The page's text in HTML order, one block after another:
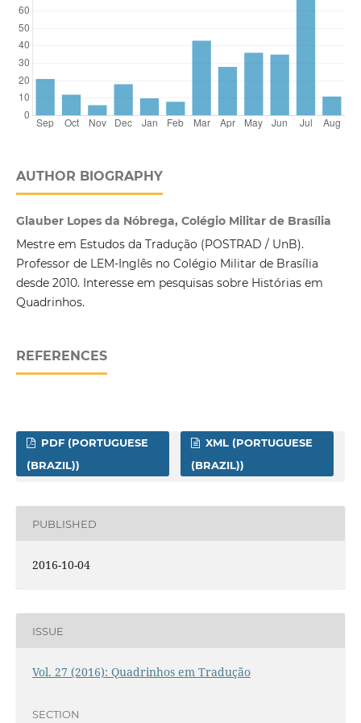
AUTHOR BIOGRAPHY
Glauber Lopes da Nóbrega, Colégio Militar de Brasília
Mestre em Estudos da Tradução (POSTRAD / UnB).
Professor de LEM-Inglês no Colégio Militar de Brasília
desde 2010. Interesse em pesquisas sobre Histórias em
Quadrinhos.
REFERENCES
PDF (PORTUGUESE
(BRAZIL))
XML (PORTUGUESE
(BRAZIL))
PUBLISHED
2016-10-04
ISSUE
Vol. 27 (2016): Quadrinhos em Tradução
SECTION